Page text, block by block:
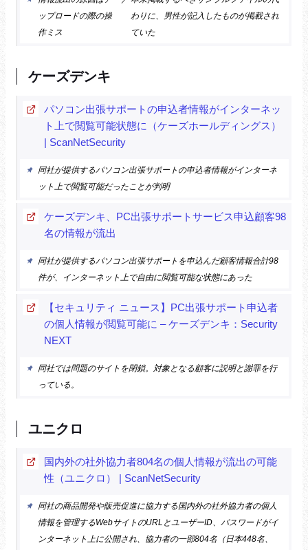
ップロードの際の操
作ミス
わりに、男性が記入したものが掲載され
ていた
ケーズデンキ
パソコン出張サポートの申込者情報がインターネッ
ト上で閲覧可能状態に（ケーズホールディングス）
| ScanNetSecurity
同社が提供するパソコン出張サポートの申込者情報がインターネ
ット上で閲覧可能だったことが判明
ケーズデンキ、PC出張サポートサービス申込顧客98
名の情報が流出
同社が提供するパソコン出張サポートを申込んだ顧客情報合計98
件が、インターネット上で自由に閲覧可能な状態にあった
【セキュリティ ニュース】PC出張サポート申込者
の個人情報が閲覧可能に – ケーズデンキ：Security
NEXT
同社では問題のサイトを閉鎖。対象となる顧客に説明と謝罪を行
っている。
ユニクロ
国内外の社外協力者804名の個人情報が流出の可能
性（ユニクロ） | ScanNetSecurity
同社の商品開発や販売促進に協力する国内外の社外協力者の個人
情報を管理するWebサイトのURLとユーザーID、パスワードがイ
ンターネット上に公開され、協力者の一部804名（日本448名、